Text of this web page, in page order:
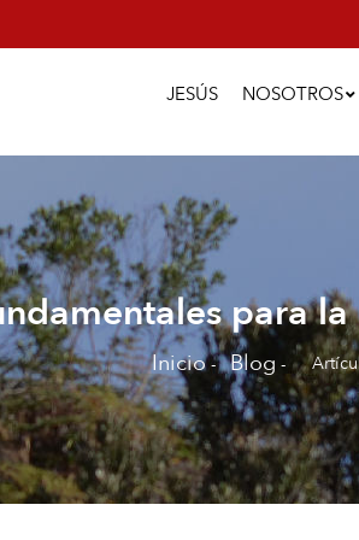
Navigation
JESÚS NOSOTROS
para
Sobrescribir
enlaces
de
ayuda
Inicio - Blog -